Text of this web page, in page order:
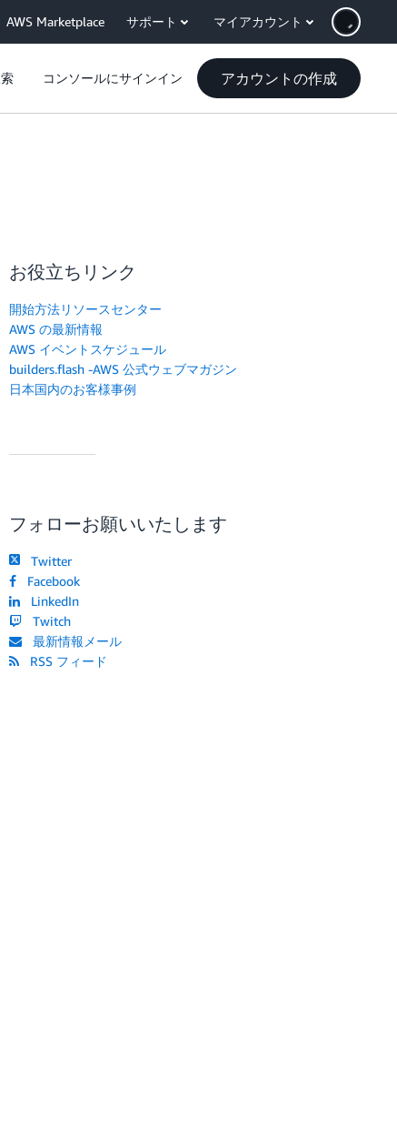
AWS Marketplace サポート マイアカウント
コンソールにサインイン アカウントの作成
お役立ちリンク
開始方法リソースセンター
AWS の最新情報
AWS イベントスケジュール
builders.flash -AWS 公式ウェブマガジン
日本国内のお客様事例
フォローお願いいたします
Twitter
Facebook
LinkedIn
Twitch
最新情報メール
RSS フィード